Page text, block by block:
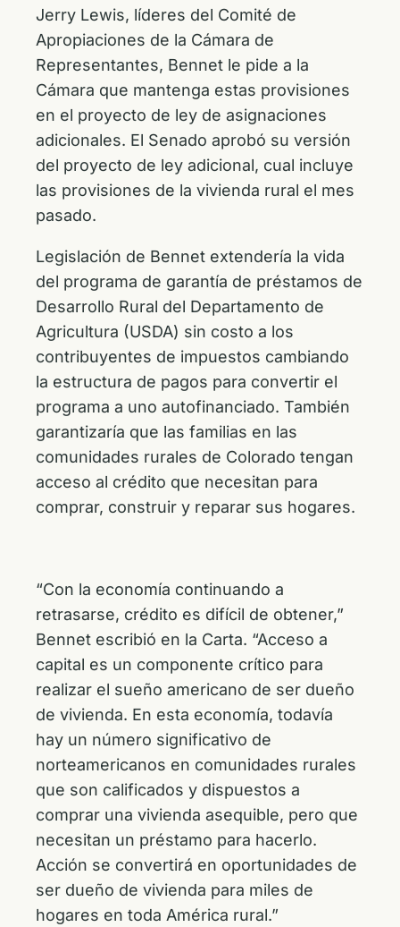
Jerry Lewis, líderes del Comité de
Apropiaciones de la Cámara de
Representantes, Bennet le pide a la
Cámara que mantenga estas provisiones
en el proyecto de ley de asignaciones
adicionales. El Senado aprobó su versión
del proyecto de ley adicional, cual incluye
las provisiones de la vivienda rural el mes
pasado.
Legislación de Bennet extendería la vida
del programa de garantía de préstamos de
Desarrollo Rural del Departamento de
Agricultura (USDA) sin costo a los
contribuyentes de impuestos cambiando
la estructura de pagos para convertir el
programa a uno autofinanciado. También
garantizaría que las familias en las
comunidades rurales de Colorado tengan
acceso al crédito que necesitan para
comprar, construir y reparar sus hogares.
“Con la economía continuando a
retrasarse, crédito es difícil de obtener,”
Bennet escribió en la Carta. “Acceso a
capital es un componente crítico para
realizar el sueño americano de ser dueño
de vivienda. En esta economía, todavía
hay un número significativo de
norteamericanos en comunidades rurales
que son calificados y dispuestos a
comprar una vivienda asequible, pero que
necesitan un préstamo para hacerlo.
Acción se convertirá en oportunidades de
ser dueño de vivienda para miles de
hogares en toda América rural.”